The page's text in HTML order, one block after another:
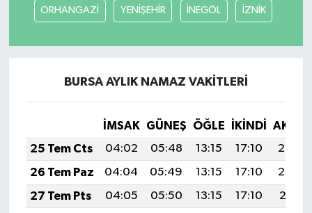
ORHANGAZİ YENİŞEHİR İNEGÖL İZNİK
BURSA AYLIK NAMAZ VAKITLERI
İMSAK GÜNEŞ ÖĞLE İKINDI
25 Tem Cts
04:02 05:48 13:15 17:10
20:33
26 Tem Paz
04:04 05:49 13:15 17:10
20:32
27 Tem Pts
04:05 05:50 13:15 17:10
20:31